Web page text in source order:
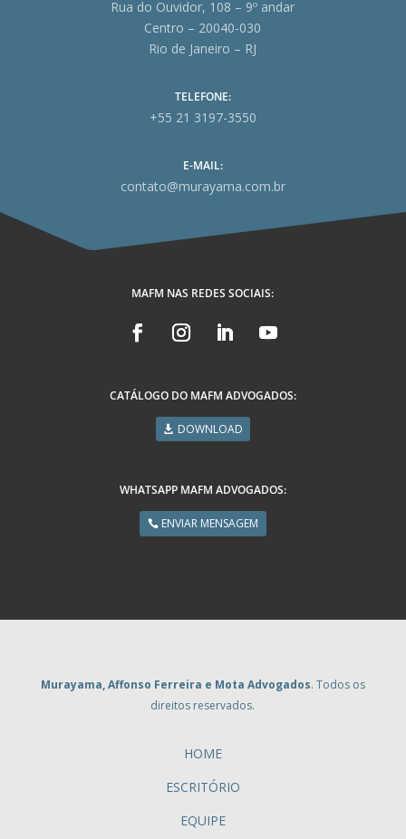
Rua do Ouvidor, 108 – 9º andar
Centro – 20040-030
Rio de Janeiro – RJ
TELEFONE:
+55 21 3197-3550
E-MAIL:
contato@murayama.com.br
MAFM NAS REDES SOCIAIS:
CATÁLOGO DO MAFM ADVOGADOS:
DOWNLOAD
WHATSAPP MAFM ADVOGADOS:
ENVIAR MENSAGEM
Murayama, Affonso Ferreira e Mota Advogados. Todos os
direitos reservados.
HOME
ESCRITÓRIO
EQUIPE